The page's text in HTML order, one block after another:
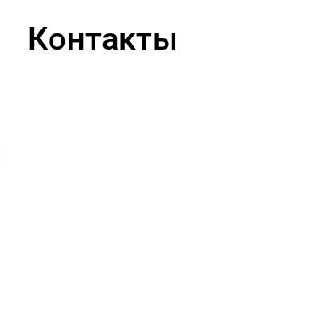
Контакты